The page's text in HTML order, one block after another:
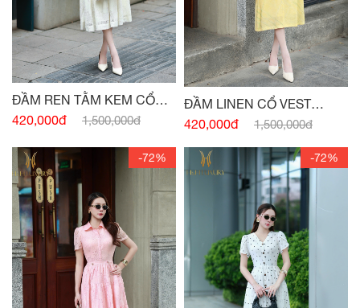
ĐẦM REN TẰM KEM CỔ
ĐỨC
420,000đ 1,500,000đ
ĐẦM LINEN CỔ VEST
VÀNG BƠ ĐAI EO
420,000đ 1,500,000đ
-72% -72%